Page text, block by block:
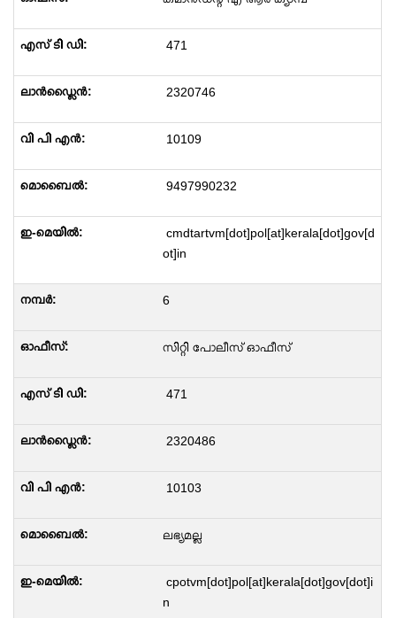
471
2320746
10109
9497990232
cmdtartvm[dot]pol[at]kerala[dot]gov[d
ot]in
6
സിറ്റി പോലീസ് ഓഫീസ്
471
2320486
10103
ലഭ്യമല്ല
cpotvm[dot]pol[at]kerala[dot]gov[dot]i
n